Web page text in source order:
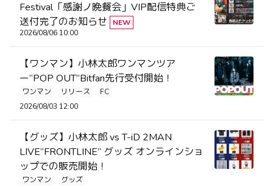
Festival「感謝ノ晩餐会」VIP配信特典ご
送付完了のお知らせ
NEW
2026/08/06 10:00
【ワンマン】小林太郎ワンマンツア
ー“POP OUT”Bitfan先行受付開始！
ワンマン リリース
FC
2026/08/03 12:00
【グッズ】小林太郎 vs T-iD 2MAN
LIVE”FRONTLINE” グッズ オンラインショ
ップでの販売開始！
ワンマン
グッズ